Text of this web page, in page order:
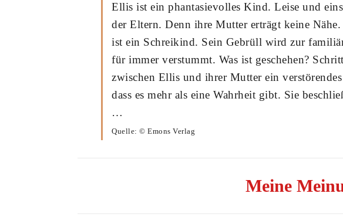
Ellis ist ein phantasievolles Kind. Leise und
der Eltern. Denn ihre Mutter erträgt keine
ist ein Schreikind. Sein Gebrüll wird zur
für immer verstummt. Was ist geschehen?
zwischen Ellis und ihrer Mutter ein
dass es mehr als eine Wahrheit gibt. Sie
…
Quelle: © Emons Verlag
Meine